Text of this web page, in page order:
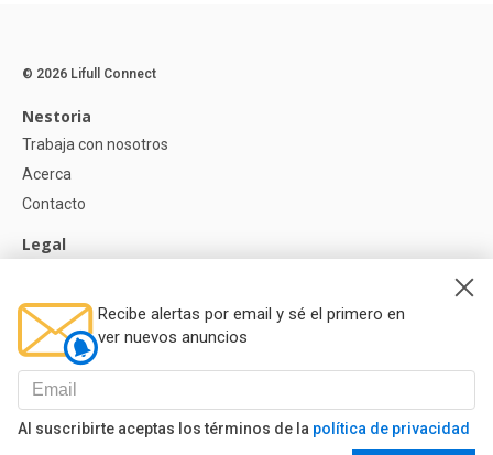
Recibe alertas por email y sé el primero en
ver nuevos anuncios
Al suscribirte aceptas los términos de la política de privacidad
© 2026 Lifull Connect
Nestoria
Trabaja con nosotros
Acerca
Contacto
Legal
Política de Privacidad
Política de Cookies
Ayuda
Preguntas
Nuestros Partners